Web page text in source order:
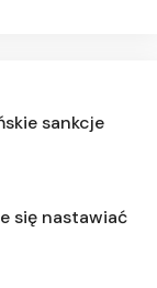
sankcje
się nastawiać